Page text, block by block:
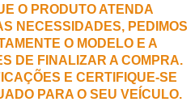
O PRODUTO ATENDA
NECESSIDADES, PEDIMOS
O MODELO E A
DE FINALIZAR A COMPRA.
E CERTIFIQUE-SE
PARA O SEU VEÍCULO.